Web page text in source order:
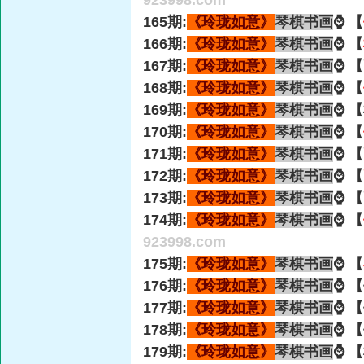
165期: 《玲珑如意》 琴棋书画⌚ 【
166期: 《玲珑如意》 琴棋书画⌚ 【
167期: 《玲珑如意》 琴棋书画⌚
168期: 《玲珑如意》 琴棋书画⌚ 【
169期: 《玲珑如意》 琴棋书画⌚
170期: 《玲珑如意》 琴棋书画⌚ 【
171期: 《玲珑如意》 琴棋书画⌚
172期: 《玲珑如意》 琴棋书画⌚ 【
173期: 《玲珑如意》 琴棋书画⌚
174期: 《玲珑如意》 琴棋书画⌚ 【
923998.com
175期: 《玲珑如意》 琴棋书画⌚ 【
176期: 《玲珑如意》 琴棋书画⌚
177期: 《玲珑如意》 琴棋书画⌚
178期: 《玲珑如意》 琴棋书画⌚
179期: 《玲珑如意》 琴棋书画⌚